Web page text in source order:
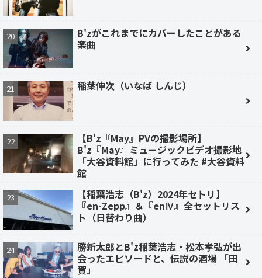
B'zがこれまでにカバーしたことがある
楽曲
稲葉伸次（いなば しんじ）
【B'z『May』PVの撮影場所】
B'z『May』ミュージックビデオ撮影地
「大谷資料館」に行ってみた #大谷資料
館
【稲葉浩志（B'z）2024年セトリ】
『en-Zepp』＆『enⅣ』全セットリス
ト（日替わり曲）
勝新太郎とB'z稲葉浩志・松本孝弘が出
会ったエピソードと、伝説の酒場 「田
賀」